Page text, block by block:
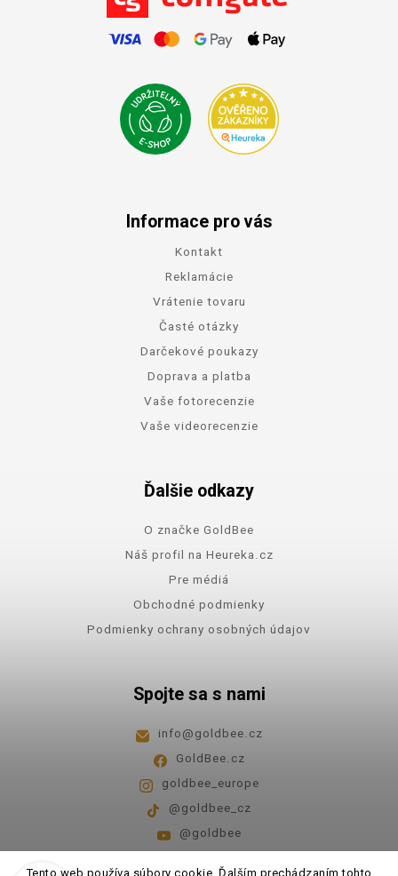
Tento web používa súbory cookie. Ďalším prechádzaním tohto
Informace pro vás
Kontakt
Reklamácie
Vrátenie tovaru
Časté otázky
Darčekové poukazy
Doprava a platba
Vaše fotorecenzie
Vaše videorecenzie
Ďalšie odkazy
O značke GoldBee
Náš profil na Heureka.cz
Pre médiá
Obchodné podmienky
Podmienky ochrany osobných údajov
Spojte sa s nami
info@goldbee.cz
GoldBee.cz
goldbee_europe
@goldbee_cz
@goldbee
Pondelok - piatok 8:00-14:00